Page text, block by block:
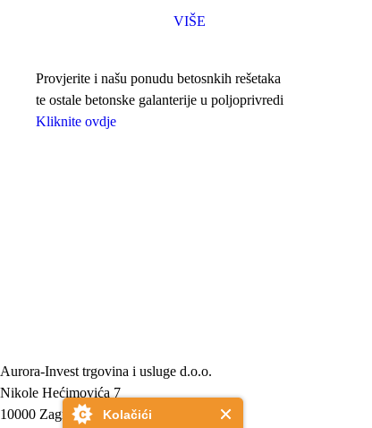
Kolačići
VIŠE
Provjerite i našu ponudu betosnkih rešetaka
te ostale betonske galanterije u poljoprivredi
Kliknite ovdje
Aurora-Invest trgovina i usluge d.o.o.
Nikole Hećimovića 7
10000 Zagreb